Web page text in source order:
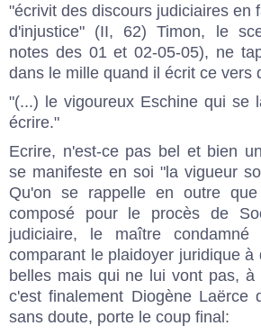
"écrivit des discours judiciaires en
d'injustice" (II, 62) Timon, le
notes des 01 et 02-05-05), ne
dans le mille quand il écrit ce vers
"(...) le vigoureux Eschine qui se
écrire."
Ecrire, n'est-ce pas bel et bien
se manifeste en soi "la vigueur
Qu'on se rappelle en outre
composé pour le procès de
judiciaire, le maître condamné
comparant le plaidoyer juridique à
belles mais qui ne lui vont pas, à
c'est finalement Diogène Laërce
sans doute, porte le coup final: